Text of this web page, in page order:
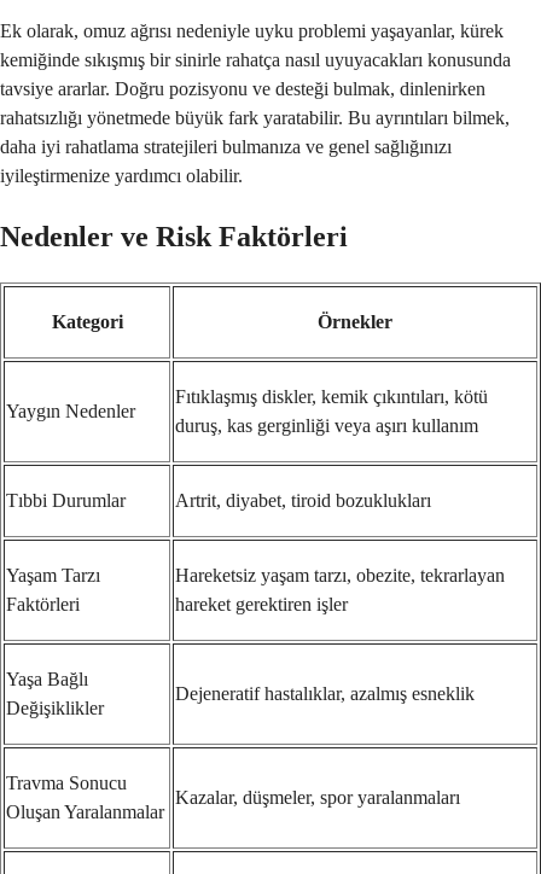
Ek olarak, omuz ağrısı nedeniyle uyku problemi yaşayanlar, kürek
kemiğinde sıkışmış bir sinirle rahatça nasıl uyuyacakları konusunda
tavsiye ararlar. Doğru pozisyonu ve desteği bulmak, dinlenirken
rahatsızlığı yönetmede büyük fark yaratabilir. Bu ayrıntıları bilmek,
daha iyi rahatlama stratejileri bulmanıza ve genel sağlığınızı
iyileştirmenize yardımcı olabilir.
Nedenler ve Risk Faktörleri
Kategori Örnekler
Yaygın Nedenler
Fıtıklaşmış diskler, kemik çıkıntıları, kötü
duruş, kas gerginliği veya aşırı kullanım
Tıbbi Durumlar Artrit, diyabet, tiroid bozuklukları
Yaşam Tarzı
Faktörleri
Hareketsiz yaşam tarzı, obezite, tekrarlayan
hareket gerektiren işler
Yaşa Bağlı
Değişiklikler
Dejeneratif hastalıklar, azalmış esneklik
Travma Sonucu
Oluşan Yaralanmalar
Kazalar, düşmeler, spor yaralanmaları